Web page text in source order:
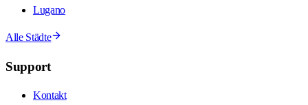
Lugano
Alle Städte
Support
Kontakt